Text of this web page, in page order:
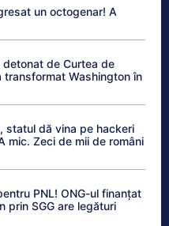
un octogenar! A
detonat de Curtea de
transformat Washington în
statul dă vina pe hackeri
mic. Zeci de mii de români
PNL! ONG-ul finanțat
prin SGG are legături